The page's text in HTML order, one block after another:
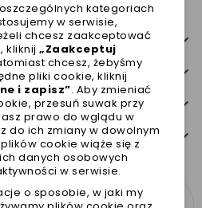




kategoriach
w serwisie,
chcesz zaakceptować
kliknij„Zaakceptuj
chcesz, żebyśmy
pliki cookie, kliknij
i zapisz”. Aby zmieniać
przesuń suwak przy
prawo do wglądu w
do ich zmiany w dowolnym
cookie wiąże się z
danych osobowych
w serwisie.
o sposobie, w jaki my